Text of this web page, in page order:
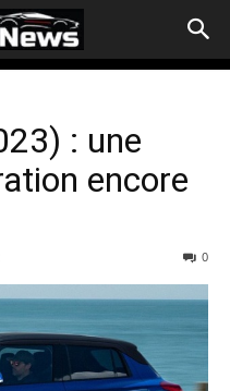
: une
encore
0